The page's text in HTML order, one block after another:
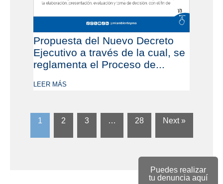
Puedes realizar
tu denuncia aquí
Propuesta del Nuevo Decreto
Ejecutivo a través de la cual, se
reglamenta el Proceso de...
LEER MÁS
1 2 3 … 28 Next »